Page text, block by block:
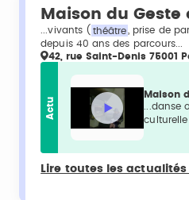
Maison du
...vivants ( théâtre, prise de
depuis 40 ans des parcours...
42, rue Saint-Denis 75001
Actu
Maison
...danse
culturelle
Lire toutes les